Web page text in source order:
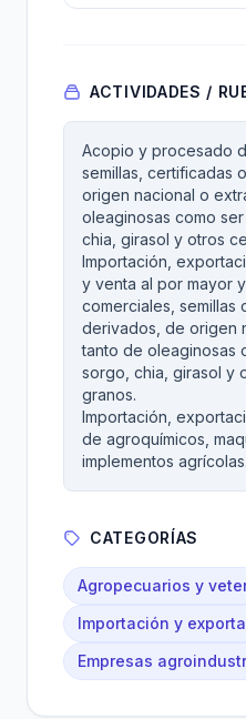
ACTIVIDADES /
Acopio y procesado
semillas, certificadas
origen nacional o
oleaginosas como
chia, girasol y otros
Importación,
y venta al por mayor
comerciales, semillas
derivados, de origen
tanto de oleaginosas
sorgo, chia, girasol y
granos.
Importación,
de agroquímicos,
implementos agrícolas.
CATEGORÍAS
Agropecuarios y
Importación y
Empresas